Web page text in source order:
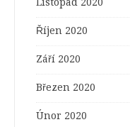
Říjen 2020
Září 2020
Březen 2020
Únor 2020